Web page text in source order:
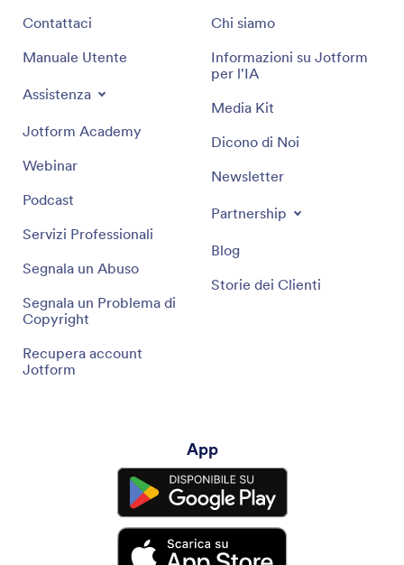
Contattaci
Manuale Utente
Assistenza
Jotform Academy
Webinar
Podcast
Servizi Professionali
Segnala un Abuso
Segnala un Problema di
Copyright
Recupera account
Jotform
Chi siamo
Informazioni su Jotform
per l'IA
Media Kit
Dicono di Noi
Newsletter
Partnership
Blog
Storie dei Clienti
App